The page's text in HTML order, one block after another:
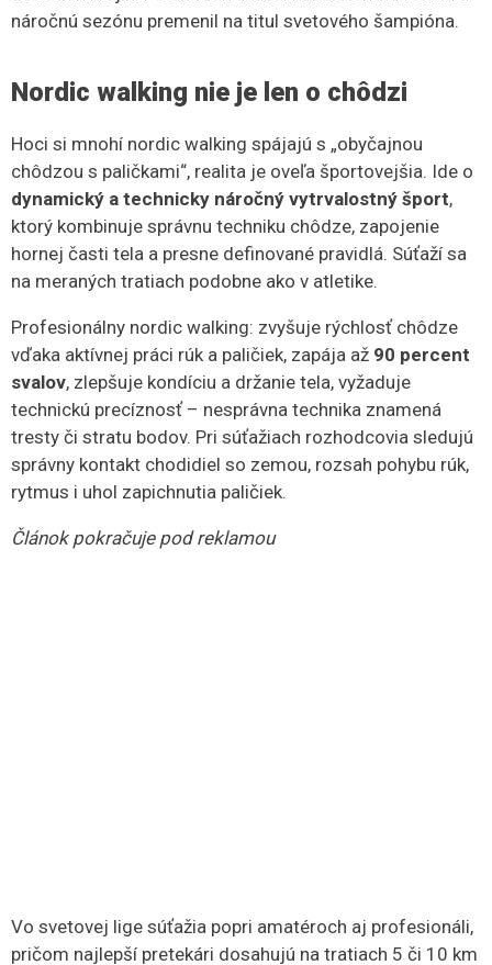
náročnú sezónu premenil na titul svetového šampióna.
Nordic walking nie je len o chôdzi
Hoci si mnohí nordic walking spájajú s „obyčajnou
chôdzou s paličkami“, realita je oveľa športovejšia. Ide o
dynamický a technicky náročný vytrvalostný šport,
ktorý kombinuje správnu techniku chôdze, zapojenie
hornej časti tela a presne definované pravidlá. Súťaží sa
na meraných tratiach podobne ako v atletike.
Profesionálny nordic walking: zvyšuje rýchlosť chôdze
vďaka aktívnej práci rúk a paličiek, zapája až 90 percent
svalov, zlepšuje kondíciu a držanie tela, vyžaduje
technickú precíznosť – nesprávna technika znamená
tresty či stratu bodov. Pri súťažiach rozhodcovia sledujú
správny kontakt chodidiel so zemou, rozsah pohybu rúk,
rytmus i uhol zapichnutia paličiek.
Článok pokračuje pod reklamou
Vo svetovej lige súťažia popri amatéroch aj profesionáli,
pričom najlepší pretekári dosahujú na tratiach 5 či 10 km